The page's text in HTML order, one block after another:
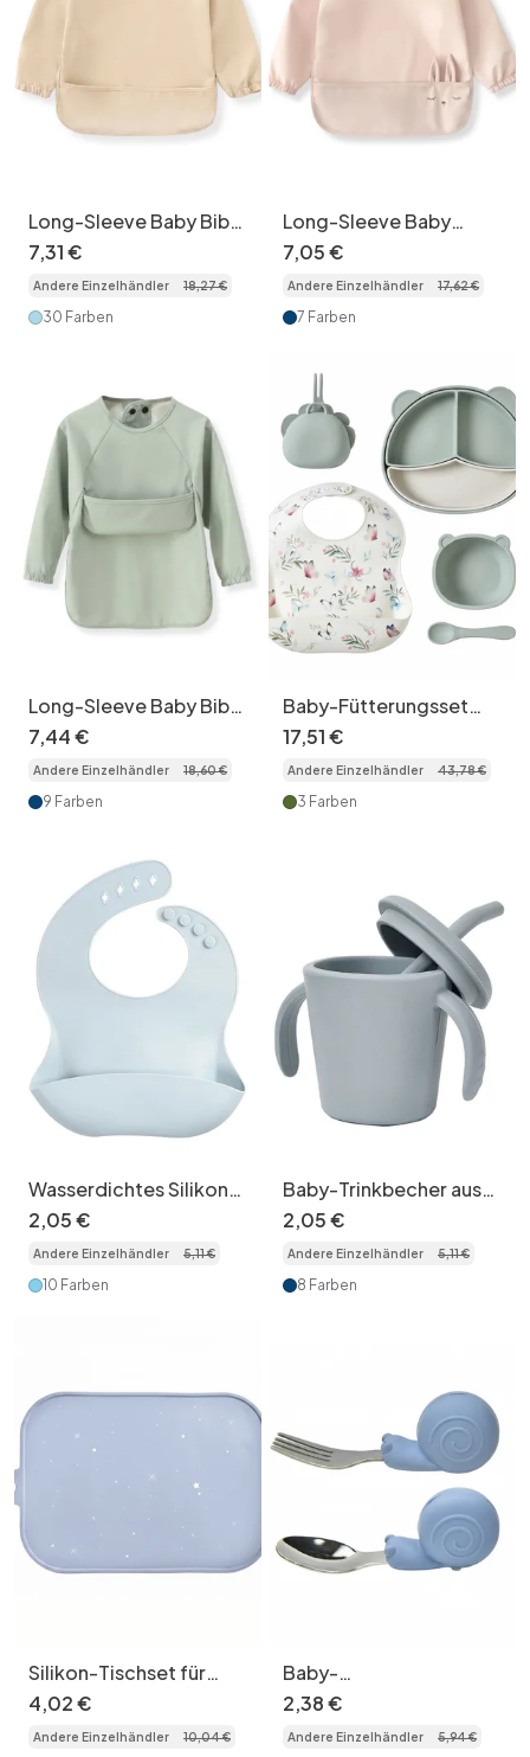
Long-Sleeve Baby Bib
with Catch-All Pocket
7,31€
Andere Einzelhändler 18,27€
30 Farben
Long-Sleeve Baby
Feeding Bib with Catch
Pocket
7,05€
Andere Einzelhändler 17,62€
7 Farben
Long-Sleeve Baby Bib
with Food Catcher
Pocket
7,44€
Andere Einzelhändler 18,60€
9 Farben
Baby-Fütterungsset
aus Silikon mit
Saugnapfplatte und
Lätzchen
17,51€
Andere Einzelhändler 43,78€
3 Farben
Wasserdichtes Silikon-
Baby-Lätzchen mit
Auffangtasche für
Essensreste
2,05€
Andere Einzelhändler 5,11€
10 Farben
Baby-Trinkbecher aus
Silikon mit Griffen und
Strohhalm –
auslaufsicher
2,05€
Andere Einzelhändler 5,11€
8 Farben
Silikon-Tischset für
Babys mit Lätzchen und
Besteck – rutschfest
4,02€
Andere Einzelhändler 10,04€
Baby-
Selbstfütterungsset mit
Löffel und Gabel –
Silikon & Stahl
2,38€
Andere Einzelhändler 5,94€